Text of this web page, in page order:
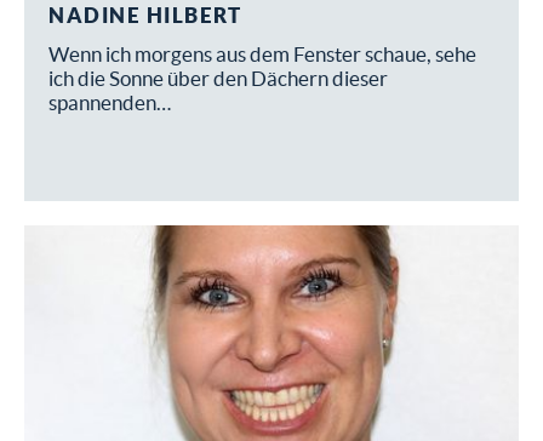
NADINE HILBERT
Wenn ich morgens aus dem Fenster schaue, sehe
ich die Sonne über den Dächern dieser
spannenden…